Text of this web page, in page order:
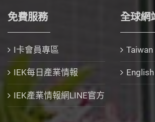
免費服務
I卡會員專區
IEK每日產業情報
IEK產業情報網LINE官方
全球網
Taiwan
English